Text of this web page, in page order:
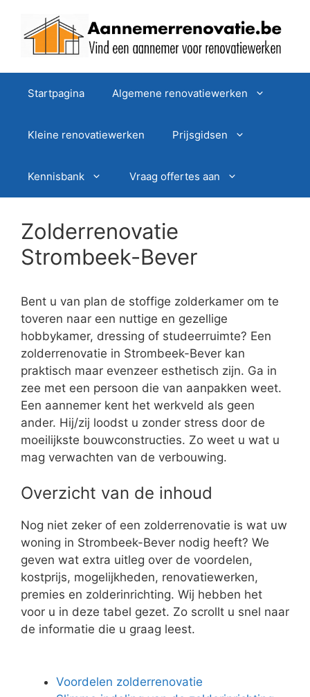
Startpagina Algemene renovatiewerken
Kleine renovatiewerken Prijsgidsen
Kennisbank Vraag offertes aan
Zolderrenovatie
Strombeek-Bever
Bent u van plan de stoffige zolderkamer om te
toveren naar een nuttige en gezellige
hobbykamer, dressing of studeerruimte? Een
zolderrenovatie in Strombeek-Bever kan
praktisch maar evenzeer esthetisch zijn. Ga in
zee met een persoon die van aanpakken weet.
Een aannemer kent het werkveld als geen
ander. Hij/zij loodst u zonder stress door de
moeilijkste bouwconstructies. Zo weet u wat u
mag verwachten van de verbouwing.
Overzicht van de inhoud
Nog niet zeker of een zolderrenovatie is wat uw
woning in Strombeek-Bever nodig heeft? We
geven wat extra uitleg over de voordelen,
kostprijs, mogelijkheden, renovatiewerken,
premies en zolderinrichting. Wij hebben het
voor u in deze tabel gezet. Zo scrollt u snel naar
de informatie die u graag leest.
Voordelen zolderrenovatie